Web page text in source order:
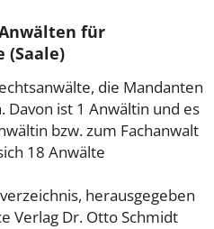
für
(Saale)
die Mandanten
ist 1 Anwältin und es
bzw. zum Fachanwalt
18 Anwälte
herausgegeben
Verlag Dr. Otto Schmidt